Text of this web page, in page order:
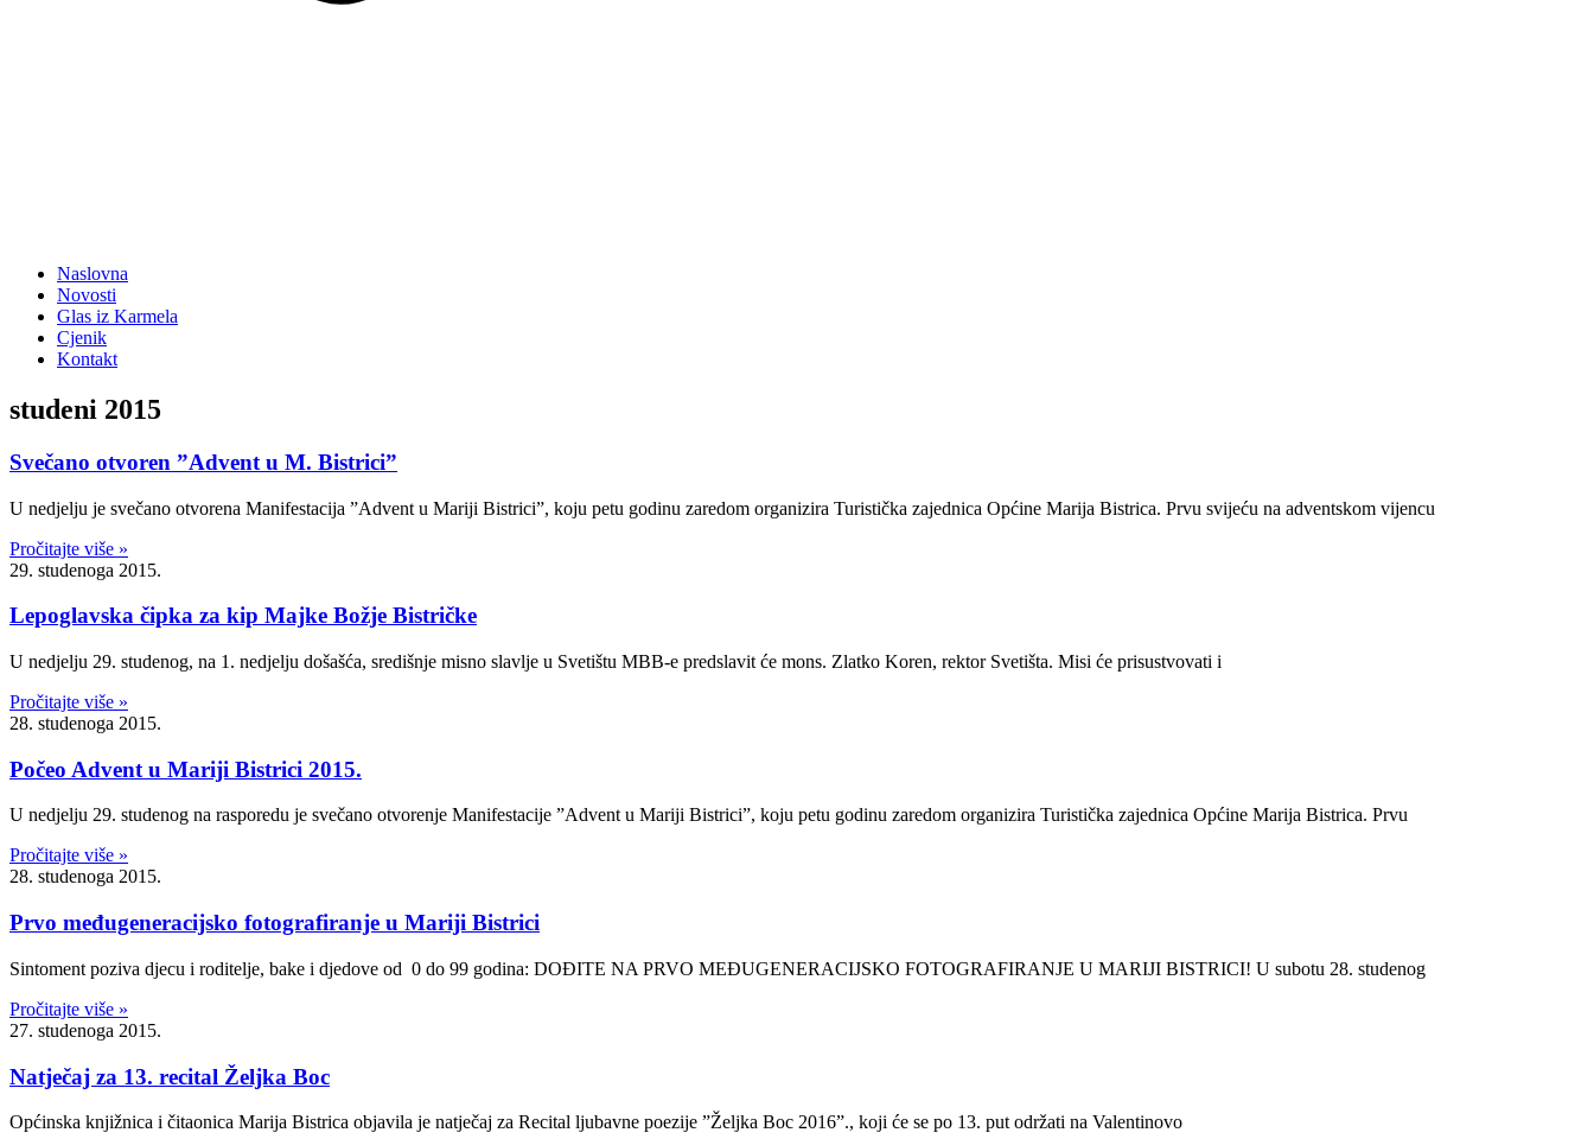
Naslovna
Novosti
Glas iz Karmela
Cjenik
Kontakt
studeni 2015
Svečano otvoren ”Advent u M. Bistrici”
U nedjelju je svečano otvorena Manifestacija ”Advent u Mariji Bistrici”, koju petu godinu zaredom organizira Turistička zajednica Općine Marija Bistrica. Prvu svijeću na adventskom vijencu
Pročitajte više »
29. studenoga 2015.
Lepoglavska čipka za kip Majke Božje Bistričke
U nedjelju 29. studenog, na 1. nedjelju došašća, središnje misno slavlje u Svetištu MBB-e predslavit će mons. Zlatko Koren, rektor Svetišta. Misi će prisustvovati i
Pročitajte više »
28. studenoga 2015.
Počeo Advent u Mariji Bistrici 2015.
U nedjelju 29. studenog na rasporedu je svečano otvorenje Manifestacije ”Advent u Mariji Bistrici”, koju petu godinu zaredom organizira Turistička zajednica Općine Marija Bistrica. Prvu
Pročitajte više »
28. studenoga 2015.
Prvo međugeneracijsko fotografiranje u Mariji Bistrici
Sintoment poziva djecu i roditelje, bake i djedove od 0 do 99 godina: DOĐITE NA PRVO MEĐUGENERACIJSKO FOTOGRAFIRANJE U MARIJI BISTRICI! U subotu 28. studenog
Pročitajte više »
27. studenoga 2015.
Natječaj za 13. recital Željka Boc
Općinska knjižnica i čitaonica Marija Bistrica objavila je natječaj za Recital ljubavne poezije ”Željka Boc 2016”., koji će se po 13. put održati na Valentinovo